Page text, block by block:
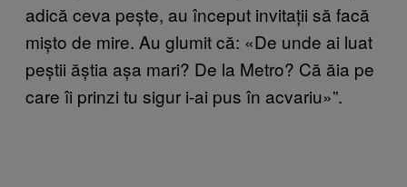
adică ceva pește, au început invitații să facă
mișto de mire. Au glumit că: «De unde ai luat
peștii ăștia așa mari? De la Metro? Că ăia pe
care îi prinzi tu sigur i-ai pus în acvariu»”.